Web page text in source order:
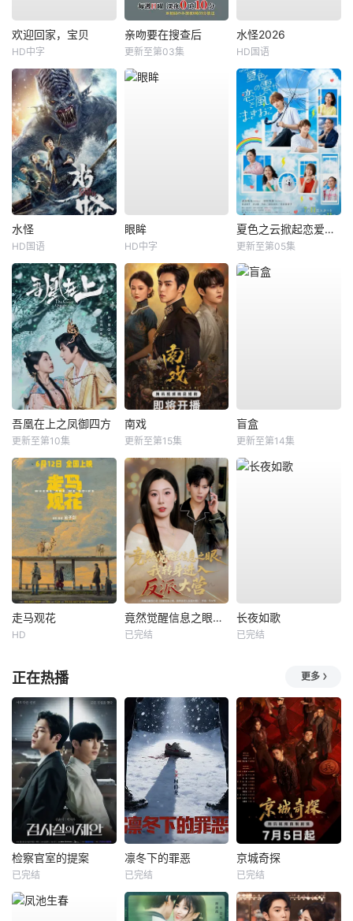
欢迎回家，宝贝
HD中字
亲吻要在搜查后
更新至第03集
水怪2026
HD国语
水怪
HD国语
眼眸
HD中字
夏色之云掀起恋爱与风暴
更新至第05集
吾凰在上之凤御四方
更新至第10集
南戏
更新至第15集
盲盒
更新至第14集
走马观花
HD
竟然觉醒信息之眼，我转身进入反派大营
已完结
长夜如歌
已完结
正在热播 更多
检察官室的提案
已完结
凛冬下的罪恶
已完结
京城奇探
已完结